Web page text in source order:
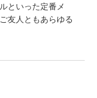
といった定番メ
友人ともあらゆる